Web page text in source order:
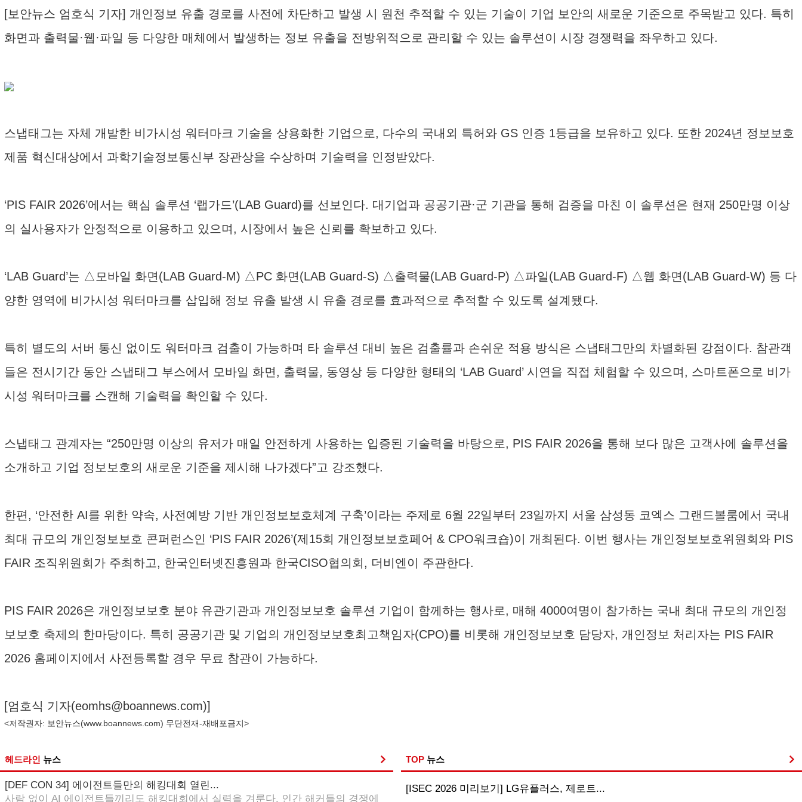
[보안뉴스 엄호식 기자] 개인정보 유출 경로를 사전에 차단하고 발생 시 원천 추적할 수 있는 기술이 기업 보안의 새로운 기준으로 주목받고 있다. 특히
화면과 출력물·웹·파일 등 다양한 매체에서 발생하는 정보 유출을 전방위적으로 관리할 수 있는 솔루션이 시장 경쟁력을 좌우하고 있다.
스냅태그는 자체 개발한 비가시성 워터마크 기술을 상용화한 기업으로, 다수의 국내외 특허와 GS 인증 1등급을 보유하고 있다. 또한 2024년 정보보호
제품 혁신대상에서 과학기술정보통신부 장관상을 수상하며 기술력을 인정받았다.
‘PIS FAIR 2026’에서는 핵심 솔루션 ‘랩가드’(LAB Guard)를 선보인다. 대기업과 공공기관·군 기관을 통해 검증을 마친 이 솔루션은 현재 250만명 이상
의 실사용자가 안정적으로 이용하고 있으며, 시장에서 높은 신뢰를 확보하고 있다.
‘LAB Guard’는 △모바일 화면(LAB Guard-M) △PC 화면(LAB Guard-S) △출력물(LAB Guard-P) △파일(LAB Guard-F) △웹 화면(LAB Guard-W) 등 다
양한 영역에 비가시성 워터마크를 삽입해 정보 유출 발생 시 유출 경로를 효과적으로 추적할 수 있도록 설계됐다.
특히 별도의 서버 통신 없이도 워터마크 검출이 가능하며 타 솔루션 대비 높은 검출률과 손쉬운 적용 방식은 스냅태그만의 차별화된 강점이다. 참관객
들은 전시기간 동안 스냅태그 부스에서 모바일 화면, 출력물, 동영상 등 다양한 형태의 ‘LAB Guard’ 시연을 직접 체험할 수 있으며, 스마트폰으로 비가
시성 워터마크를 스캔해 기술력을 확인할 수 있다.
스냅태그 관계자는 “250만명 이상의 유저가 매일 안전하게 사용하는 입증된 기술력을 바탕으로, PIS FAIR 2026을 통해 보다 많은 고객사에 솔루션을
소개하고 기업 정보보호의 새로운 기준을 제시해 나가겠다”고 강조했다.
한편, ‘안전한 AI를 위한 약속, 사전예방 기반 개인정보보호체계 구축’이라는 주제로 6월 22일부터 23일까지 서울 삼성동 코엑스 그랜드볼룸에서 국내
최대 규모의 개인정보보호 콘퍼런스인 ‘PIS FAIR 2026’(제15회 개인정보보호페어 & CPO워크숍)이 개최된다. 이번 행사는 개인정보보호위원회와 PIS
FAIR 조직위원회가 주최하고, 한국인터넷진흥원과 한국CISO협의회, 더비엔이 주관한다.
PIS FAIR 2026은 개인정보보호 분야 유관기관과 개인정보보호 솔루션 기업이 함께하는 행사로, 매해 4000여명이 참가하는 국내 최대 규모의 개인정
보보호 축제의 한마당이다. 특히 공공기관 및 기업의 개인정보보호최고책임자(CPO)를 비롯해 개인정보보호 담당자, 개인정보 처리자는 PIS FAIR
2026 홈페이지에서 사전등록할 경우 무료 참관이 가능하다.
[엄호식 기자(eomhs@boannews.com)]
<저작권자: 보안뉴스(www.boannews.com) 무단전재-재배포금지>
헤드라인 뉴스
[DEF CON 34] 에이전트들만의 해킹대회 열린...
사람 없이 AI 에이전트들끼리도 해킹대회에서 실력을 겨룬다. 인간 해커들의 경쟁에
TOP 뉴스
[ISEC 2026 미리보기] LG유플러스, 제로트...